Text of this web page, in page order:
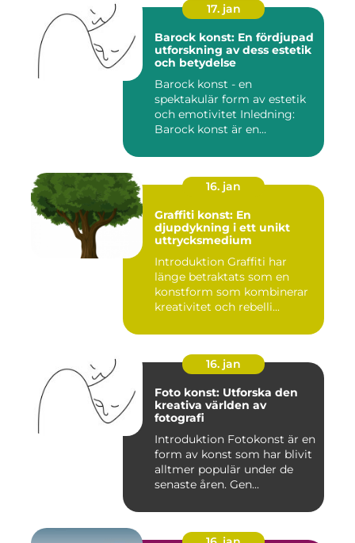
17. jan
Barock konst: En fördjupad
utforskning av dess estetik
och betydelse
Barock konst - en
spektakulär form av estetik
och emotivitet Inledning:
Barock konst är en
16. jan
Graffiti konst: En
djupdykning i ett unikt
uttrycksmedium
Introduktion Graffiti har
länge betraktats som en
konstform som kombinerar
kreativitet och rebelli...
16. jan
Foto konst: Utforska den
kreativa världen av
fotografi
Introduktion Fotokonst är en
form av konst som har blivit
alltmer populär under de
senaste åren. Gen...